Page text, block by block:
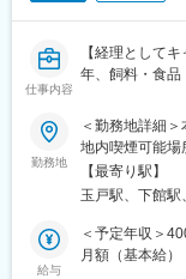
■当社の特徴：
茨木県西地域
生産農家・農
に努めていま
通アクセスの
模が大きくなっ
ん。そのため
【就労環境】
て長く働きたい
仕事内容
【経理として
年、飼料・食品
＼このポジショ
・幅広い業種の
れます！
・裁量が大き
す！
・地元で腰を
・管理部門の
勤務地
＜勤務地詳細
地内喫煙可能場
【最寄り駅】
玉戸駅、下館駅
給与
＜予定年収＞
月額（基本給